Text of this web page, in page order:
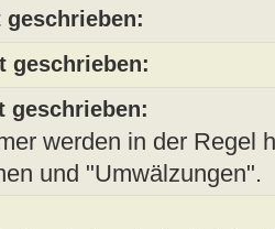
geschrieben:
geschrieben:
geschrieben:
werden in der Regel
und "Umwälzungen".